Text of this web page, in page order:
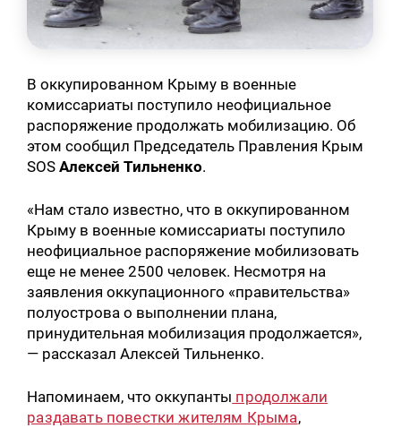
В оккупированном Крыму в военные
комиссариаты поступило неофициальное
распоряжение продолжать мобилизацию. Об
этом сообщил Председатель Правления Крым
SOSАлексей Тильненко.
«Нам стало известно, что в оккупированном
Крыму в военные комиссариаты поступило
неофициальное распоряжение мобилизовать
еще не менее 2500 человек. Несмотря на
заявления оккупационного «правительства»
полуострова о выполнении плана,
принудительная мобилизация продолжается»,
— рассказал Алексей Тильненко.
Напоминаем, что оккупанты продолжали
раздавать повестки жителям Крыма,